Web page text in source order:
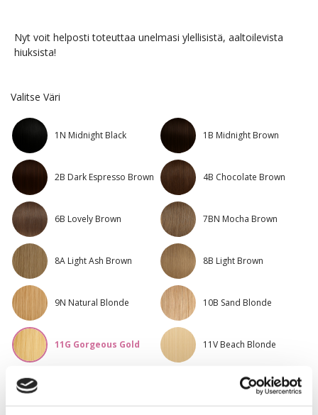
Nyt voit helposti toteuttaa unelmasi ylellisistä, aaltoilevista
hiuksista!
Valitse Väri
1N Midnight Black 1B Midnight Brown
2B Dark Espresso Brown 4B Chocolate Brown
6B Lovely Brown 7BN Mocha Brown
8A Light Ash Brown 8B Light Brown
9N Natural Blonde 10B Sand Blonde
11G Gorgeous Gold 11V Beach Blonde
12AS Platinum Ash